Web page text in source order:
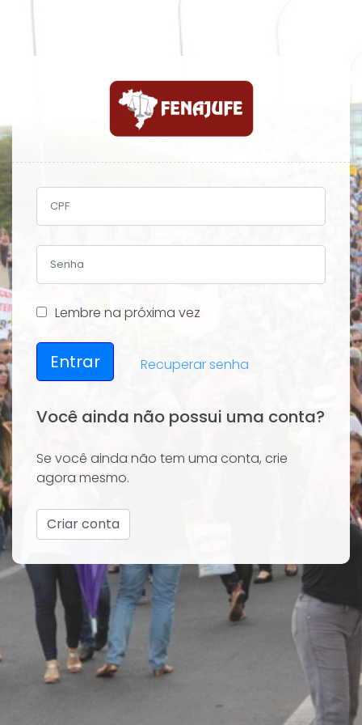
Lembre na próxima vez
Recuperar senha
Você ainda não possui uma conta?
Se você ainda não tem uma conta, crie
agora mesmo.
Criar conta